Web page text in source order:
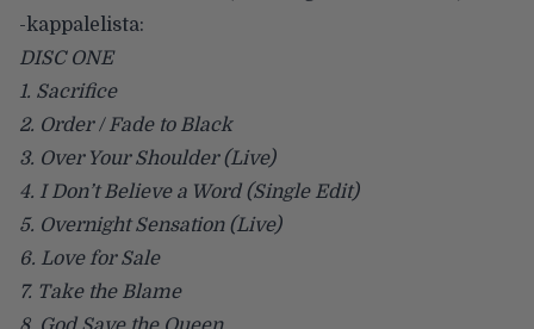
-kappalelista:
DISC ONE
1. Sacrifice
2. Order / Fade to Black
3. Over Your Shoulder (Live)
4. I Don’t Believe a Word (Single Edit)
5. Overnight Sensation (Live)
6. Love for Sale
7. Take the Blame